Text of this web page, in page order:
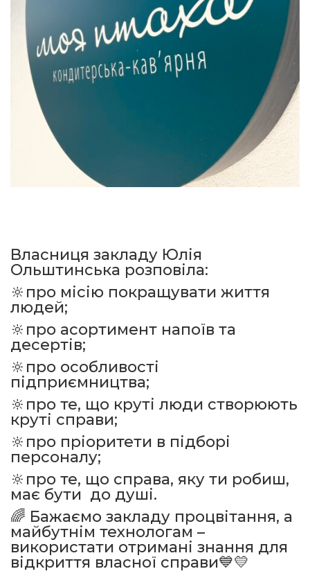
Власниця закладу Юлія
Ольштинська розповіла:
🔆про місію покращувати життя
людей;
🔆про асортимент напоїв та
десертів;
🔆про особливості
підприємництва;
🔆про те, що круті люди створюють
круті справи;
🔆про пріоритети в підборі
персоналу;
🔆про те, що справа, яку ти робиш,
має бути до душі.
🌈 Бажаємо закладу процвітання, а
майбутнім технологам –
використати отримані знання для
відкриття власної справи💙💛